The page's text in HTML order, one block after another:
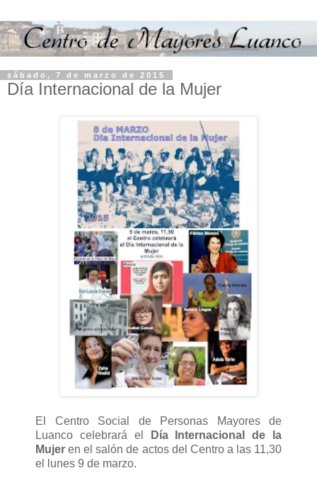
sábado, 7 de marzo de 2015
Día Internacional de la Mujer
El Centro Social de Personas Mayores de
Luanco celebrará el
Día Internacional de la
Mujer en el salón de actos del Centro a las 11,30
el lunes 9 de marzo.